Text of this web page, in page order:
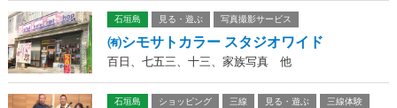
石垣島 見る・遊ぶ 写真撮影サービス
㈲シモサトカラー スタジオワイド
百日、七五三、十三、家族写真 他
石垣島 ショッピング 三線 見る・遊ぶ 三線体験